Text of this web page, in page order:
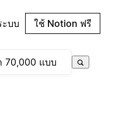
ะบบ ใช้ Notion ฟรี